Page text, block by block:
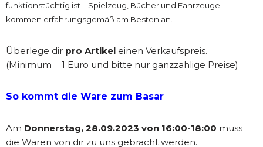
funktionstüchtig ist – Spielzeug, Bücher und Fahrzeuge
kommen erfahrungsgemäß am Besten an.
Überlege dir pro Artikel einen Verkaufspreis.
(Minimum = 1 Euro und bitte nur ganzzahlige Preise)
So kommt die Ware zum Basar
Am Donnerstag, 28.09.2023 von 16:00-18:00 muss
die Waren von dir zu uns gebracht werden.